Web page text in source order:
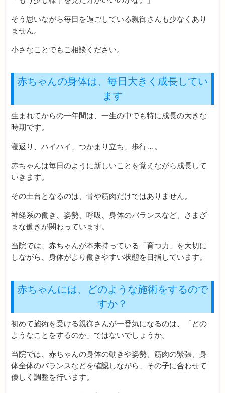
そう思いながら毎日を過ごしている親御さんも少なくあり
ません。
小さなことでもご相談ください。
赤ちゃんの身体は、毎日大きく成長してい
ます
生まれてからの一年間は、一生の中でも特に成長の大きな
時期です。
寝返り、ハイハイ、つかまり立ち、歩行…。
赤ちゃんは毎日のように新しいことを覚えながら成長して
いきます。
その土台となるのは、骨や筋肉だけではありません。
神経系の働き、姿勢、呼吸、身体のバランスなど、さまざ
まな働きが関わっています。
当院では、赤ちゃんが本来持っている「育つ力」を大切に
しながら、身体がより働きやすい状態を目指しています。
赤ちゃんには、どのような施術をするので
すか？
初めて施術を受ける親御さんが一番気になるのは、「どの
ようなことをするのか」ではないでしょうか。
当院では、赤ちゃんの身体の動きや姿勢、筋肉の緊張、身
体全体のバランスなどを確認しながら、その子に合わせて
優しく調整を行います。